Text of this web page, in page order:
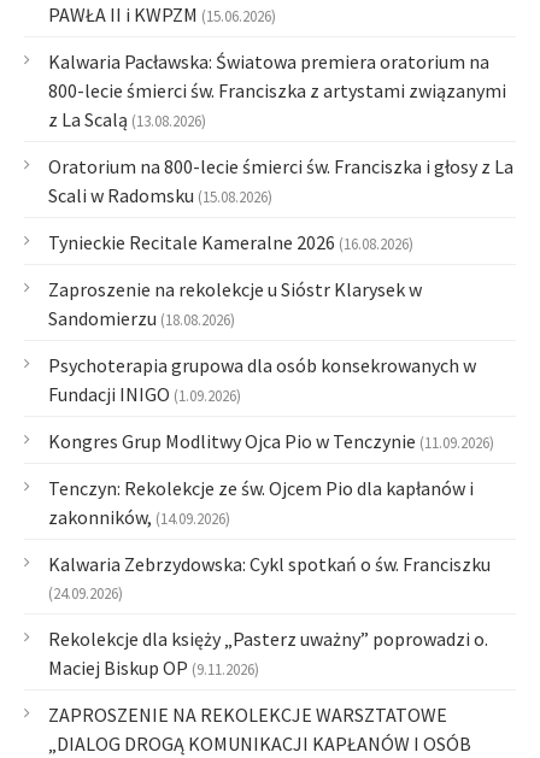
PAWŁA II i KWPZM (15.06.2026)
Kalwaria Pacławska: Światowa premiera oratorium na
800-lecie śmierci św. Franciszka z artystami związanymi
z La Scalą (13.08.2026)
Oratorium na 800-lecie śmierci św. Franciszka i głosy z La
Scali w Radomsku (15.08.2026)
Tynieckie Recitale Kameralne 2026 (16.08.2026)
Zaproszenie na rekolekcje u Sióstr Klarysek w
Sandomierzu (18.08.2026)
Psychoterapia grupowa dla osób konsekrowanych w
Fundacji INIGO (1.09.2026)
Kongres Grup Modlitwy Ojca Pio w Tenczynie (11.09.2026)
Tenczyn: Rekolekcje ze św. Ojcem Pio dla kapłanów i
zakonników, (14.09.2026)
Kalwaria Zebrzydowska: Cykl spotkań o św. Franciszku
(24.09.2026)
Rekolekcje dla księży „Pasterz uważny” poprowadzi o.
Maciej Biskup OP (9.11.2026)
ZAPROSZENIE NA REKOLEKCJE WARSZTATOWE
„DIALOG DROGĄ KOMUNIKACJI KAPŁANÓW I OSÓB